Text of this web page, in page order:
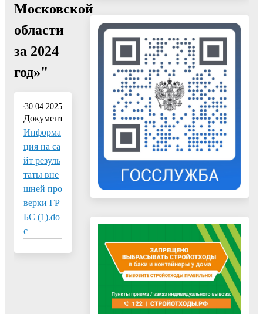
Московской
области
за 2024
год»"
30.04.2025
Документ:
Информа
ция на са
йт резуль
таты вне
шней про
верки ГР
БС (1).do
c